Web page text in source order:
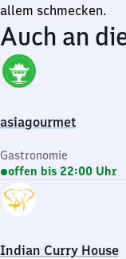
allem schmecken.
Auch an
asiagourmet
Gastronomie
offen bis 22:00 Uhr
Indian Curry House